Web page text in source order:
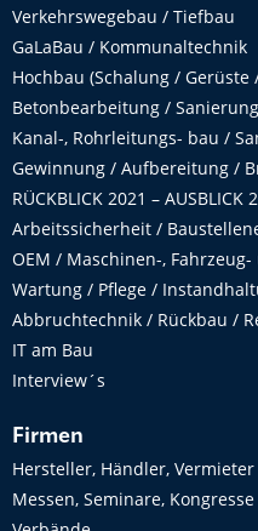
Verkehrswegebau / Tiefbau
GaLaBau / Kommunaltechnik
Hochbau (Schalung / Gerüste
Betonbearbeitung / Sanierung
Kanal-, Rohrleitungs- bau /
Gewinnung / Aufbereitung /
RÜCKBLICK 2021 – AUSBLICK
Arbeitssicherheit /
OEM / Maschinen-,
Wartung / Pflege /
Abbruchtechnik / Rückbau /
IT am Bau
Interview´s
Firmen
Hersteller, Händler, Vermieter
Messen, Seminare, Kongresse